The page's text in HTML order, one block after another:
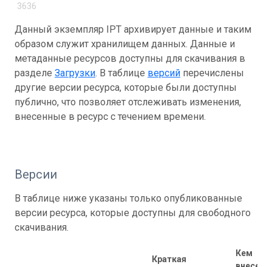
3636
Данный экземпляр IPT архивирует данные и таким
образом служит хранилищем данных. Данные и
метаданные ресурсов доступны для скачивания в
разделе Загрузки. В таблице версий перечислены
другие версии ресурса, которые были доступны
публично, что позволяет отслеживать изменения,
внесенные в ресурс с течением времени.
Версии
В таблице ниже указаны только опубликованные
версии ресурса, которые доступны для свободного
скачивания.
Краткая
Кем